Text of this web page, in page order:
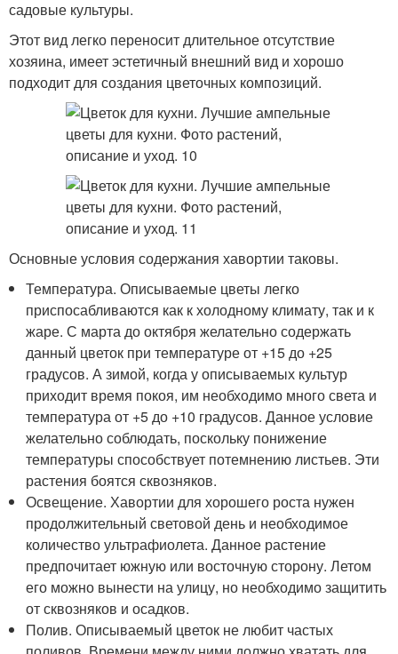
садовые культуры.
Этот вид легко переносит длительное отсутствие
хозяина, имеет эстетичный внешний вид и хорошо
подходит для создания цветочных композиций.
Основные условия содержания хавортии таковы.
Температура. Описываемые цветы легко
приспосабливаются как к холодному климату, так и к
жаре. С марта до октября желательно содержать
данный цветок при температуре от +15 до +25
градусов. А зимой, когда у описываемых культур
приходит время покоя, им необходимо много света и
температура от +5 до +10 градусов. Данное условие
желательно соблюдать, поскольку понижение
температуры способствует потемнению листьев. Эти
растения боятся сквозняков.
Освещение. Хавортии для хорошего роста нужен
продолжительный световой день и необходимое
количество ультрафиолета. Данное растение
предпочитает южную или восточную сторону. Летом
его можно вынести на улицу, но необходимо защитить
от сквозняков и осадков.
Полив. Описываемый цветок не любит частых